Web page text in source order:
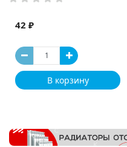
42 ₽
В корзину